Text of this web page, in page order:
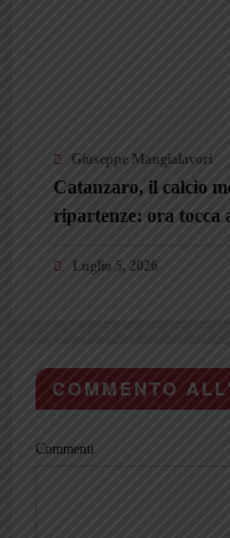
Giuseppe Mangialavori
Catanzaro, il calcio
ripartenze: ora tocca
Luglio 5, 2026
COMMENTO
Commenti